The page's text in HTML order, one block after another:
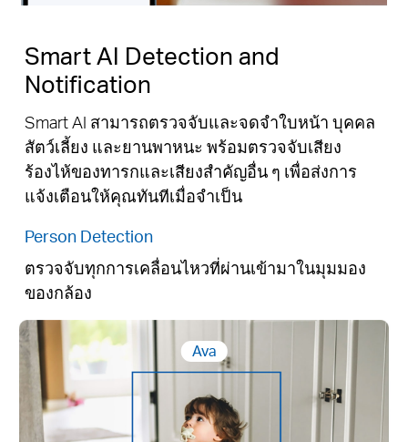
Smart AI Detection and
Notification
Smart AI สามารถตรวจจับและจดจำใบหน้า บุคคล
สัตว์เลี้ยง และยานพาหนะ พร้อมตรวจจับเสียง
ร้องไห้ของทารกและเสียงสำคัญอื่น ๆ เพื่อส่งการ
แจ้งเตือนให้คุณทันทีเมื่อจำเป็น
Person Detection
ตรวจจับทุกการเคลื่อนไหวที่ผ่านเข้ามาในมุมมอง
ของกล้อง
Ava